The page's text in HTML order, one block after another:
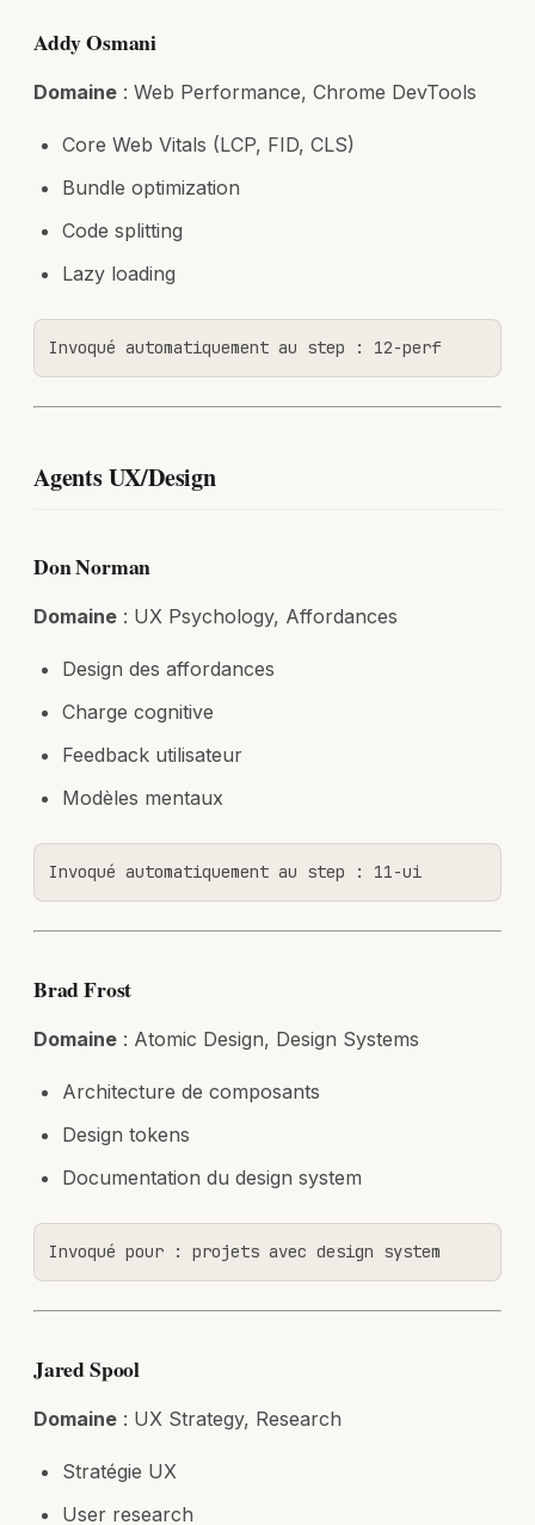
Addy Osmani
Domaine : Web Performance, Chrome DevTools
Core Web Vitals (LCP, FID, CLS)
Bundle optimization
Code splitting
Lazy loading
Invoqué automatiquement au step : 12-perf
Agents UX/Design
Don Norman
Domaine : UX Psychology, Affordances
Design des affordances
Charge cognitive
Feedback utilisateur
Modèles mentaux
Invoqué automatiquement au step : 11-ui
Brad Frost
Domaine : Atomic Design, Design Systems
Architecture de composants
Design tokens
Documentation du design system
Invoqué pour : projets avec design system
Jared Spool
Domaine : UX Strategy, Research
Stratégie UX
User research